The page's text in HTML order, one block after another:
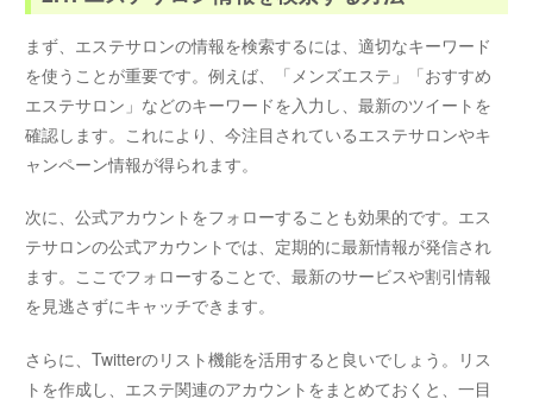
まず、エステサロンの情報を検索するには、適切なキーワード
を使うことが重要です。例えば、「メンズエステ」「おすすめ
エステサロン」などのキーワードを入力し、最新のツイートを
確認します。これにより、今注目されているエステサロンやキ
ャンペーン情報が得られます。
次に、公式アカウントをフォローすることも効果的です。エス
テサロンの公式アカウントでは、定期的に最新情報が発信され
ます。ここでフォローすることで、最新のサービスや割引情報
を見逃さずにキャッチできます。
さらに、Twitterのリスト機能を活用すると良いでしょう。リス
トを作成し、エステ関連のアカウントをまとめておくと、一目